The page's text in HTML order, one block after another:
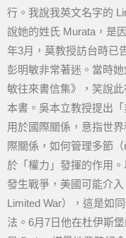
行。我說我英文名字的
說她的姓氏 Murata，是
年3月，莫教授訪台時已
彭明敏非常著迷。當時
敏往來書信集》，笑說
本書。吳本立教授提出
用於國際關係，意指世
際關係，如何管理多節
於「權力」發揮的作用
發生戰爭，美國可能介
Limited War），這是如
法。6月7日他在杜伊斯